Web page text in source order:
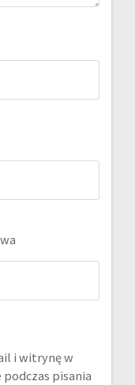
i witrynę w
podczas pisania